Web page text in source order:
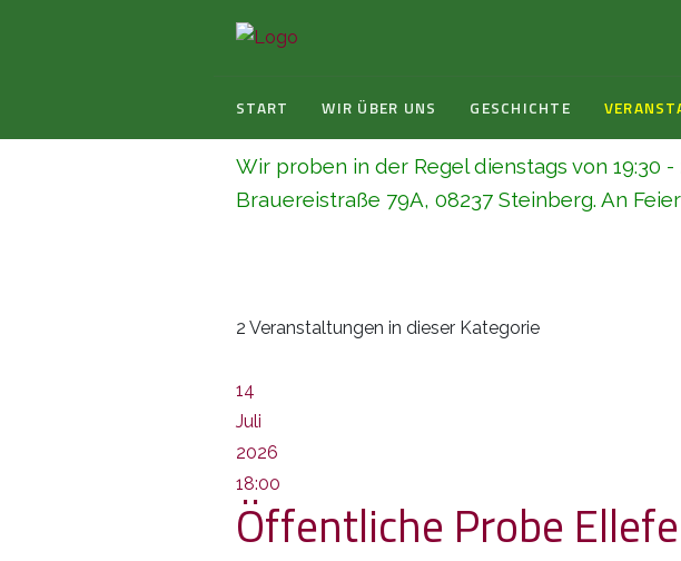
START WIR ÜBER UNS GESCHICHTE
Wir proben in der Regel dienstags von 19:30
Brauereistraße 79A, 08237 Steinberg. An
2 Veranstaltungen in dieser Kategorie
14
Juli
2026
18:00
Öffentliche Probe